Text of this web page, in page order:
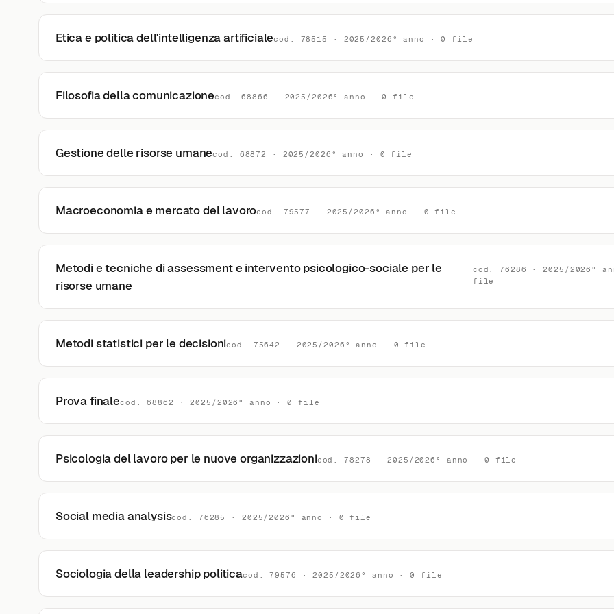
Etica e politica dell'intelligenza artificialecod. 78515 · 2025/2026° anno · 0 file
Filosofia della comunicazionecod. 68866 · 2025/2026° anno · 0 file
Gestione delle risorse umanecod. 68872 · 2025/2026° anno · 0 file
Macroeconomia e mercato del lavorocod. 79577 · 2025/2026° anno · 0 file
Metodi e tecniche di assessment e intervento psicologico-sociale per le
risorse umane
cod. 76286 · 2025/2026°
file
Metodi statistici per le decisionicod. 75642 · 2025/2026° anno · 0 file
Prova finalecod. 68862 · 2025/2026° anno · 0 file
Psicologia del lavoro per le nuove organizzazionicod. 78278 · 2025/2026° anno · 0 file
Social media analysiscod. 76285 · 2025/2026° anno · 0 file
Sociologia della leadership politicacod. 79576 · 2025/2026° anno · 0 file